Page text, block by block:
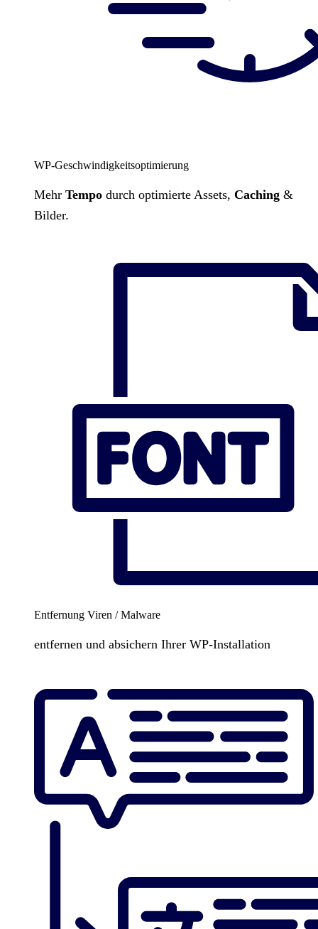
WP-Geschwindigkeitsoptimierung
Mehr Tempo durch optimierte Assets, Caching &
Bilder.
Entfernung Viren / Malware
entfernen und absichern Ihrer WP-Installation